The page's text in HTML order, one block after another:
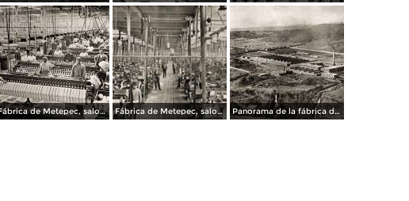
Fábrica de Metepec, salon de devanadoras Fábrica de Metepec, salon de telares Panorama de la fábrica de Metepec